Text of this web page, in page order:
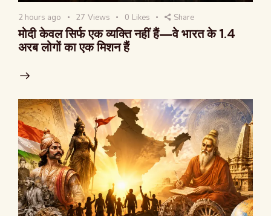
2 hours ago 27 Views 0 Likes Share
मोदी केवल सिर्फ एक व्यक्ति नहीं हैं—वे भारत के 1.4
अरब लोगों का एक मिशन हैं